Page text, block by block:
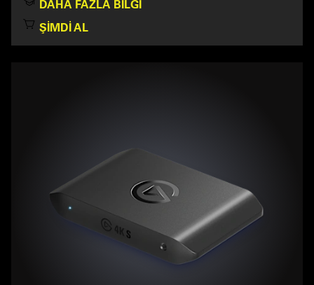
DAHA FAZLA BILGI
ŞIMDI AL